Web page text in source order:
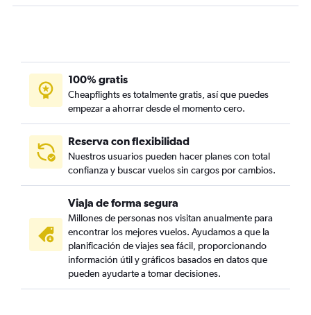
100% gratis
Cheapflights es totalmente gratis, así que puedes
empezar a ahorrar desde el momento cero.
Reserva con flexibilidad
Nuestros usuarios pueden hacer planes con total
confianza y buscar vuelos sin cargos por cambios.
Viaja de forma segura
Millones de personas nos visitan anualmente para
encontrar los mejores vuelos. Ayudamos a que la
planificación de viajes sea fácil, proporcionando
información útil y gráficos basados en datos que
pueden ayudarte a tomar decisiones.